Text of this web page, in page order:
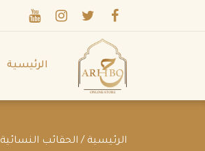
الرئيسية
الرئيسية / الحقائب النسائية